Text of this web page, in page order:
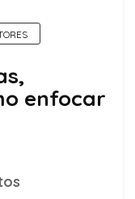
enfocar